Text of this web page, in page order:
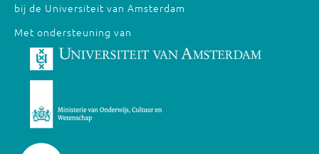
bij de Universiteit van Amsterdam
Met ondersteuning van